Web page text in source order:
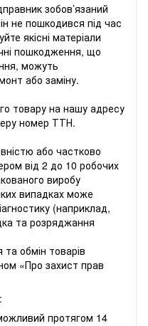
зобов’язаний
не пошкодився під час
якісні матеріали
пошкодження, що
можуть
або заміну.
товару на нашу адресу
номер ТТН.
або частково
від 2 до 10 робочих
виробу
випадках може
(наприклад,
та розряджання
обмін товарів
«Про захист прав
протягом 14